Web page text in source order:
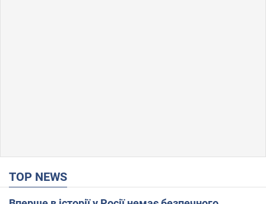
TOP NEWS